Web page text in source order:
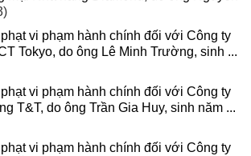
vi phạm hành chính đối với Công ty
Tokyo, do ông Lê Minh Trường, sinh ...
vi phạm hành chính đối với Công ty
T&T, do ông Trần Gia Huy, sinh năm ...
vi phạm hành chính đối với Công ty